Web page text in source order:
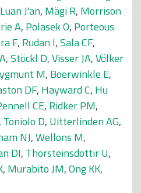
Luan J'an, Mägi R, Morrison
A, Polasek O, Porteous
F, Rudan I,Sala CF,
,Stöckl D,Visser JA,Völker
M, Boerwinkle E,
DF, Hayward C, Hu
CE, Ridker PM,
, Toniolo D, Uitterlinden AG,
NJ,Wellons M,
DI, Thorsteinsdottir U,
, Murabito JM,Ong KK,